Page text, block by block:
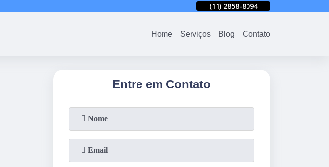
(11) 2858-8094
Home Serviços Blog Contato
Entre em Contato